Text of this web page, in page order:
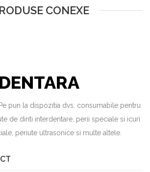
CONEXE
pun la dispozitia dvs. consumabile pentru
de dinti interdentare, perii speciale si icuri
periute ultrasonice si multe altele.